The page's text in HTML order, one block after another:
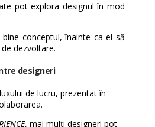
pot explora designul în mod
conceptul, înainte ca el să
dezvoltare.
designeri
de lucru, prezentat în
, mai mulți designeri pot